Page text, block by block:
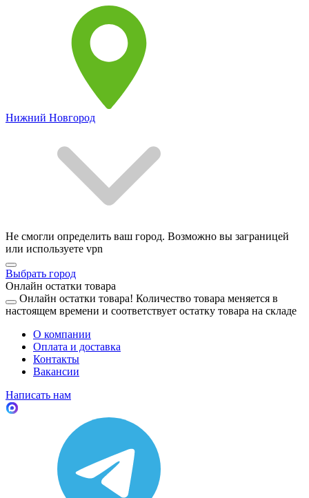
Нижний Новгород
Не смогли определить ваш город. Возможно вы заграницей
или используете vpn
Выбрать город
Онлайн остатки товара
Онлайн остатки товара! Количество товара меняется в
настоящем времени и соответствует остатку товара на складе
О компании
Оплата и доставка
Контакты
Вакансии
Написать нам